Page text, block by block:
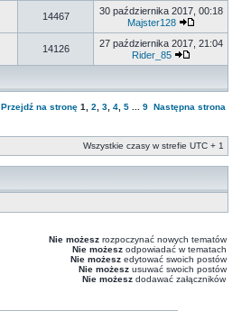
14467
30 października 2017, 00:18
Majster128
14126
27 października 2017, 21:04
Rider_85
Przejdź na stronę 1 2 3 4 5 9 Następna strona
Wszystkie czasy w strefie UTC + 1
Nie możesz rozpoczynać nowych tematów
Nie możesz odpowiadać w tematach
Nie możesz edytować swoich postów
Nie możesz usuwać swoich postów
Nie możesz dodawać załączników